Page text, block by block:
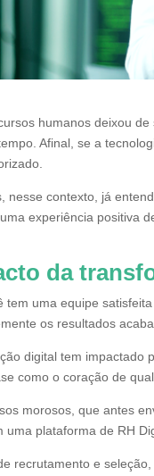
humanos deixou
Afinal, se a
nesse contexto, já
experiência positiva
da
tem uma equipe
os resultados
digital tem impactado
como o coração de
morosos, que antes
uma plataforma de RH
recrutamento e